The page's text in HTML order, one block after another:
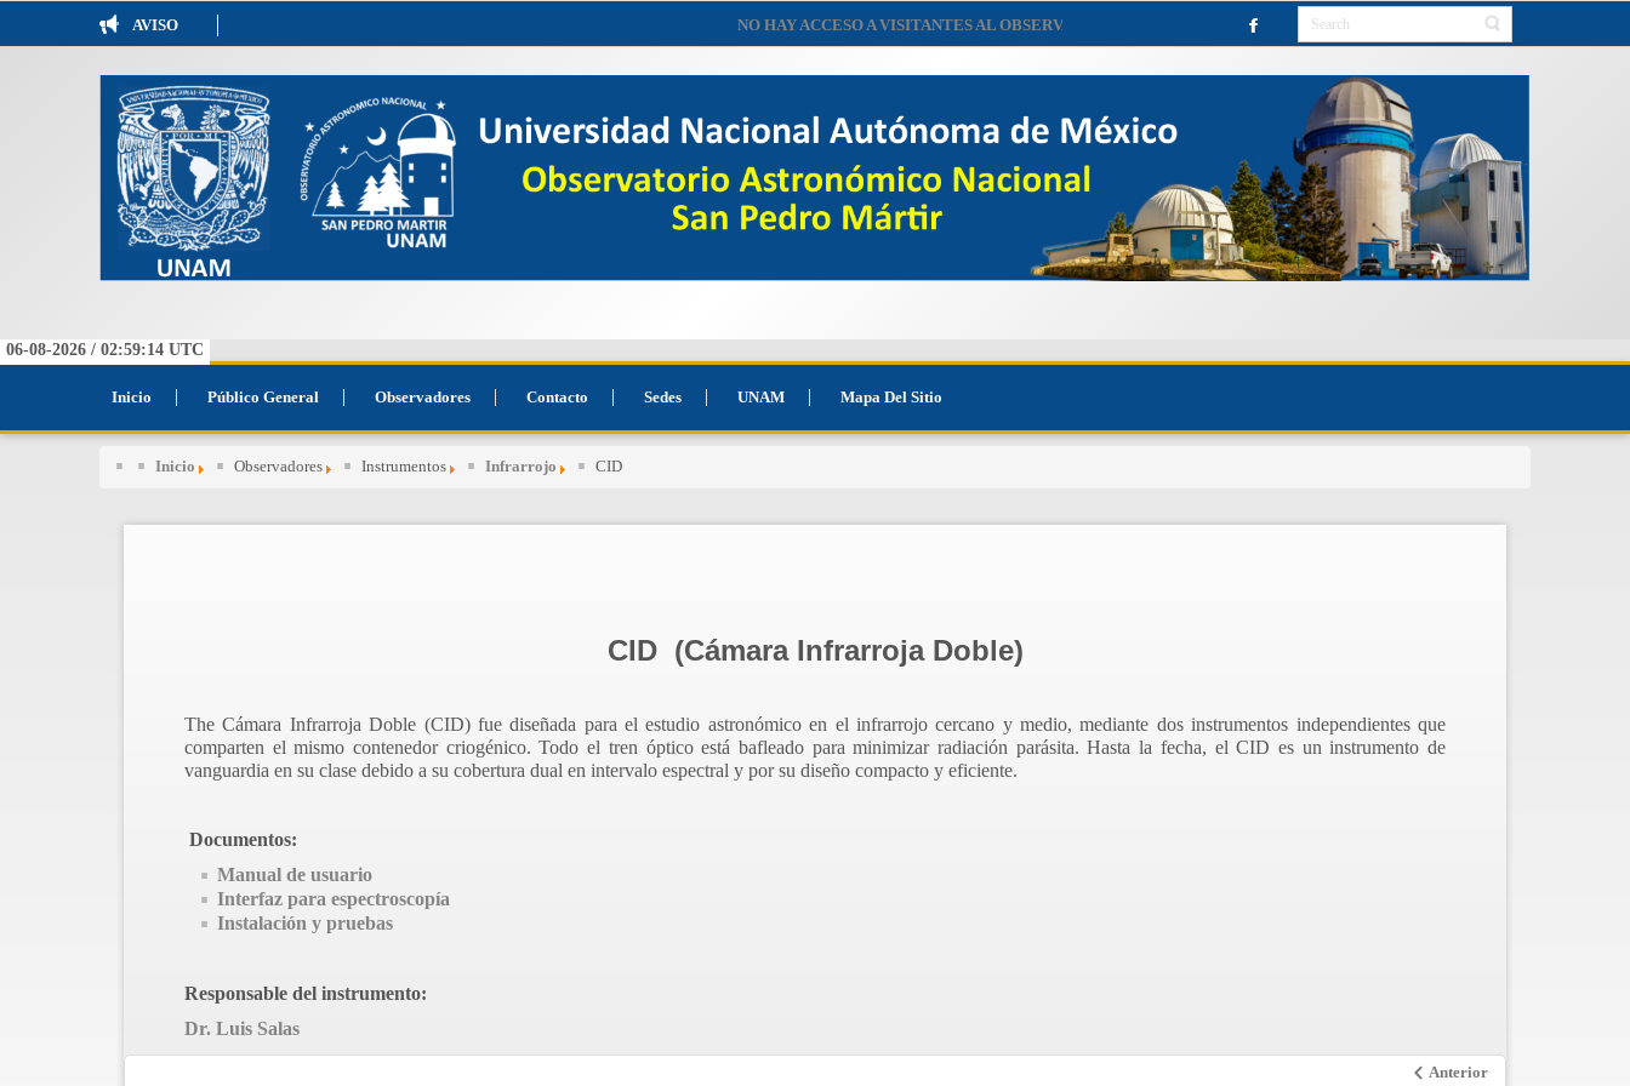
AVISO NO HAY ACCESO A VISITANTES AL OBSERVATORIO HASTA NUEVO AVISO.
06-08-2026 / 02:59:14 UTC
Inicio Público General Observadores Contacto Sedes UNAM Mapa Del Sitio
Inicio Observadores Instrumentos Infrarrojo CID
CID (Cámara Infrarroja Doble)
The Cámara Infrarroja Doble (CID) fue diseñada para el estudio astronómico en el infrarrojo cercano y medio, mediante dos instrumentos independientes que
comparten el mismo contenedor criogénico. Todo el tren óptico está bafleado para minimizar radiación parásita. Hasta la fecha, el CID es un instrumento de
vanguardia en su clase debido a su cobertura dual en intervalo espectral y por su diseño compacto y eficiente.
Documentos:
Manual de usuario
Interfaz para espectroscopía
Instalación y pruebas
Responsable del instrumento:
Dr. Luis Salas
Anterior